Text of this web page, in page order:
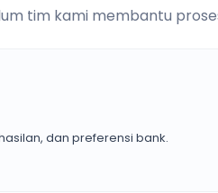
tim kami membantu
dan preferensi bank.